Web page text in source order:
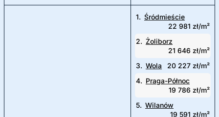
1. Śródmieście
22 981 zł/m²
2. Żoliborz
21 646 zł/m²
3. Wola
20 227 zł/m²
4. Praga-Północ
19 786 zł/m²
5. Wilanów
19 591 zł/m²